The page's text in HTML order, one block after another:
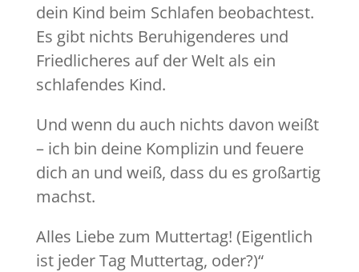
dein Kind beim Schlafen beobachtest.
Es gibt nichts Beruhigenderes und
Friedlicheres auf der Welt als ein
schlafendes Kind.
Und wenn du auch nichts davon weißt
– ich bin deine Komplizin und feuere
dich an und weiß, dass du es großartig
machst.
Alles Liebe zum Muttertag! (Eigentlich
ist jeder Tag Muttertag, oder?)“